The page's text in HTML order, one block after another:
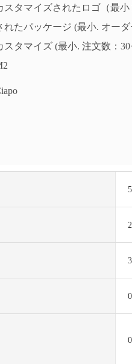
スタマイズされたロゴ（最
れたパッケージ (最小. オー
スタマイズ (最小. 注文数：30